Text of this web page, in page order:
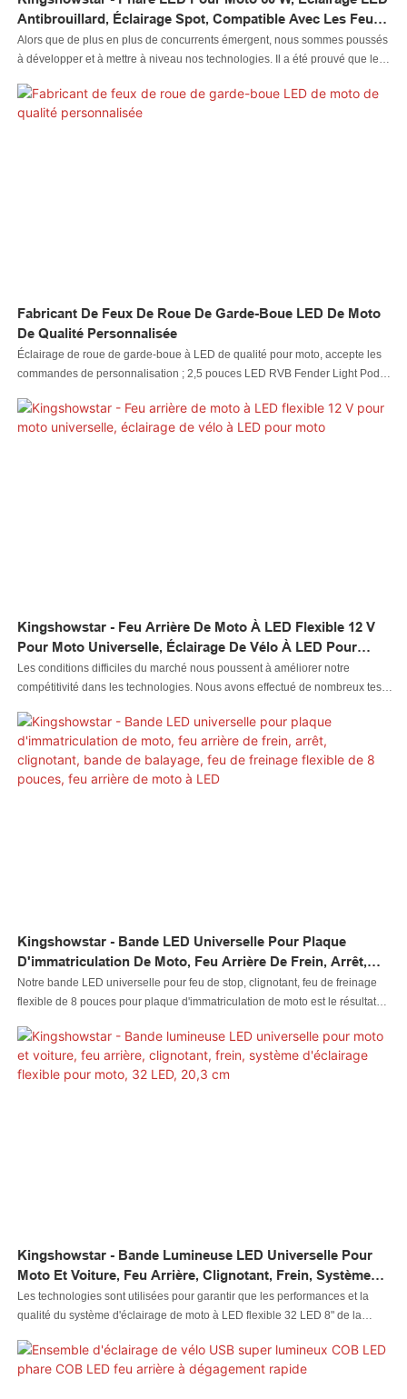
Antibrouillard, Éclairage Spot, Compatible Avec Les Feux
De Vélo Et Moto LED P50
Alors que de plus en plus de concurrents émergent, nous sommes poussés
à développer et à mettre à niveau nos technologies. Il a été prouvé que le
LED pour motocyclette 60 W, phare à LED, phare antibrouillard, feux de
conduite, projecteur, convient au P50 sont pleinement présentés. Nos
Fabricant De Feux De Roue De Garde-Boue LED De Moto
De Qualité Personnalisée
Éclairage de roue de garde-boue à LED de qualité pour moto, accepte les
commandes de personnalisation ; 2,5 pouces LED RVB Fender Light Pod ;
de 13 ans
Kingshowstar - Feu Arrière De Moto À LED Flexible 12 V
Pour Moto Universelle, Éclairage De Vélo À LED Pour
Moto
Les conditions difficiles du marché nous poussent à améliorer notre
compétitivité dans les technologies. Nous avons effectué de nombreux tests
rapide. À l'heure actuelle, le produit est parfait pour le(s) domaine(s)
d'application du système d'éclairage de moto.
Kingshowstar - Bande LED Universelle Pour Plaque
D'immatriculation De Moto, Feu Arrière De Frein, Arrêt,
Clignotant, Bande De Balayage, Feu De Freinage Flexible
De 8 Pouces, Feu Arrière De Moto À LED
Notre bande LED universelle pour feu de stop, clignotant, feu de freinage
flexible de 8 pouces pour plaque d'immatriculation de moto est le résultat
premières adoptées. Grâce à cela, l'éclairage automobile à LED, l'éclairage
rock à LED, l'éclairage fouet à LED, l'éclairage de roue à LED, le phare à
LED, l'éclairage de moto à LED, l'éclairage de bateau à LED, le connecteur
Kingshowstar - Bande Lumineuse LED Universelle Pour
Moto Et Voiture, Feu Arrière, Clignotant, Frein, Système
D'éclairage Flexible Pour Moto, 32 LED, 20,3 Cm
Les technologies sont utilisées pour garantir que les performances et la
qualité du système d'éclairage de moto à LED flexible 32 LED 8" de la
garanties. Le produit est utilisé dans un grand nombre de scénarios
différents tels que le système d'éclairage de moto.